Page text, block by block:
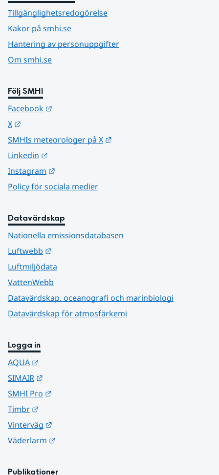
Tillgänglighetsredogörelse
Kakor på smhi.se
Hantering av personuppgifter
Om smhi.se
Följ SMHI
Facebook
X
SMHIs meteorologer på X
Linkedin
Instagram
Policy för sociala medier
Datavärdskap
Nationella emissionsdatabasen
Luftwebb
Luftmiljödata
VattenWebb
Datavärdskap, oceanografi och marinbiologi
Datavärdskap för atmosfärkemi
Logga in
AQUA
SIMAIR
SMHI Pro
Timbr
Vinterväg
Väderlarm
Publikationer